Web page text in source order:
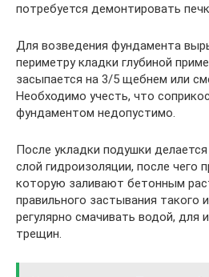
потребуется демонтировать
Для возведения фундамента
периметру кладки глубиной
засыпается на 3/5 щебнем или
Необходимо учесть, что
фундаментом недопустимо.
После укладки подушки
слой гидроизоляции, после чего
которую заливают бетонным
правильного застывания такого
регулярно смачивать водой, для
трещин.